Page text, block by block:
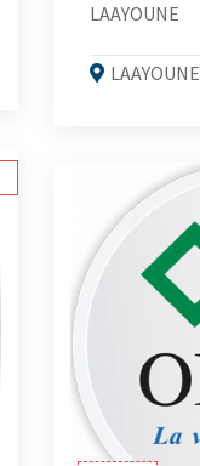
LAAYOUNE
LAAYOUNE